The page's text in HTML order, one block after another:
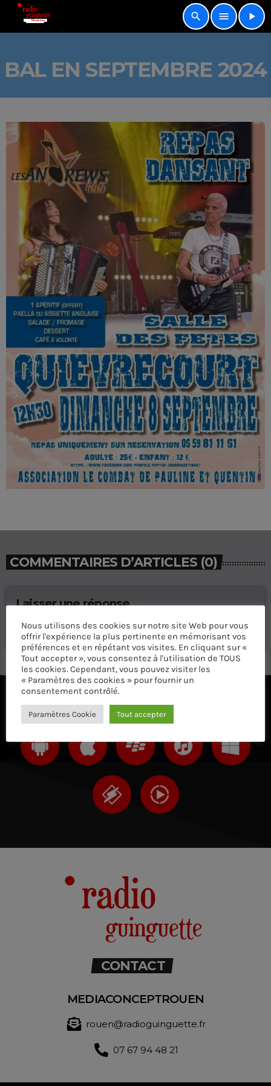
search menu play_arrow
BAL EN SEPTEMBRE 2024
COMMENTAIRES D’ARTICLES (0)
Laisser une réponse
Vous devez être connecté pour ajouter un commentaire.
Connectez-vous maintenant
ÉCOUTEZ AVEC VOTRE APP ET SUR LE
CONTACT
MEDIACONCEPTROUEN
rouen@radioguinguette.fr
07 67 94 48 21
Nous utilisons des cookies sur notre site Web pour vous
offrir l'expérience la plus pertinente en mémorisant vos
préférences et en répétant vos visites. En cliquant sur «
Tout accepter », vous consentez à l'utilisation de TOUS
les cookies. Cependant, vous pouvez visiter les
« Paramètres des cookies » pour fournir un
consentement contrôlé.
Paramètres Cookie Tout accepter